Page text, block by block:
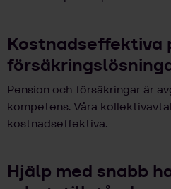
Kostnadseffektiva
Pension och försäkringar är
kompetens. Våra
kostnadseffektiva.
Hjälp med snabb